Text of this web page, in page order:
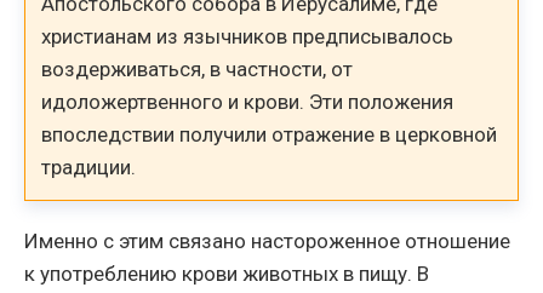
христианам из язычников предписывалось
воздерживаться, в частности, от
идоложертвенного и крови. Эти положения
впоследствии получили отражение в церковной
традиции.
Именно с этим связано настороженное отношение
к употреблению крови животных в пищу. В